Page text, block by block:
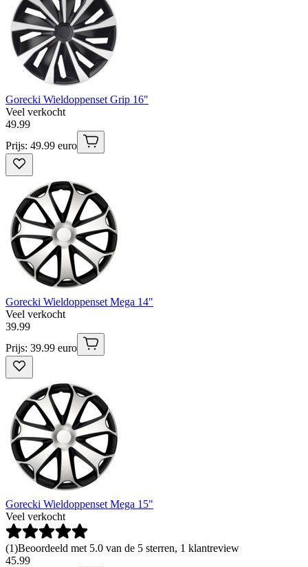
Gorecki Wieldoppenset Grip 16"
Veel verkocht
49.99
Prijs: 49.99 euro
Gorecki Wieldoppenset Mega 14"
Veel verkocht
39.99
Prijs: 39.99 euro
Gorecki Wieldoppenset Mega 15"
Veel verkocht
(1)Beoordeeld met 5.0 van de 5 sterren, 1 klantreview
45.99